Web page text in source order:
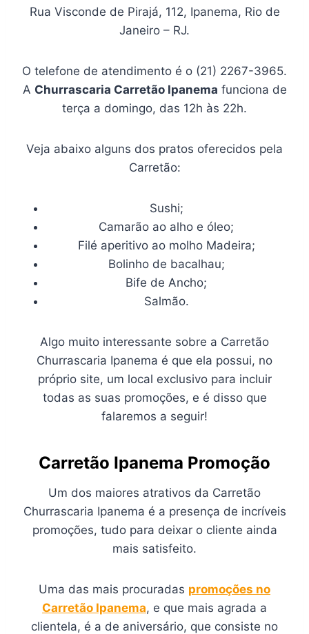
Rua Visconde de Pirajá, 112, Ipanema, Rio de
Janeiro – RJ.
O telefone de atendimento é o (21) 2267-3965.
A Churrascaria Carretão Ipanema funciona de
terça a domingo, das 12h às 22h.
Veja abaixo alguns dos pratos oferecidos pela
Carretão:
Sushi;
Camarão ao alho e óleo;
Filé aperitivo ao molho Madeira;
Bolinho de bacalhau;
Bife de Ancho;
Salmão.
Algo muito interessante sobre a Carretão
Churrascaria Ipanema é que ela possui, no
próprio site, um local exclusivo para incluir
todas as suas promoções, e é disso que
falaremos a seguir!
Carretão Ipanema Promoção
Um dos maiores atrativos da Carretão
Churrascaria Ipanema é a presença de incríveis
promoções, tudo para deixar o cliente ainda
mais satisfeito.
Uma das mais procuradas promoções no
Carretão Ipanema, e que mais agrada a
clientela, é a de aniversário, que consiste no